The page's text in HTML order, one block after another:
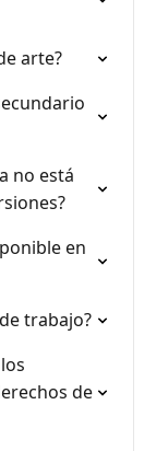
arte?
no está
en
trabajo?
de